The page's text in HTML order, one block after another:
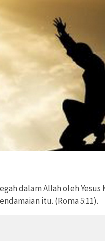
dalam Allah oleh Yesus
itu. (Roma 5:11).